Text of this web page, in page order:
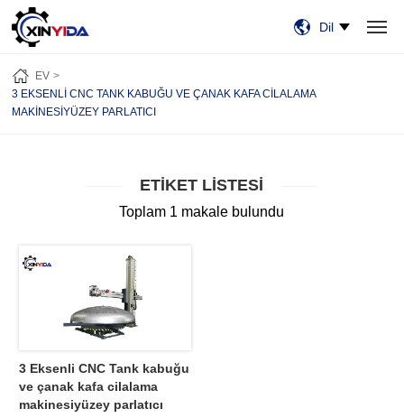
EV
ÜRÜN:% S
VIDEO
VAKALAR
HABERLER
HAKKIMIZDA
BİZE ULAŞIN
Dil
EV
3 EKSENLI CNC TANK KABUĞU VE ÇANAK KAFA CILALAMA
MAKINESIYÜZEY PARLATICI
ETIKET LISTESI
Toplam 1 makale bulundu
3 Eksenli CNC Tank kabuğu
ve çanak kafa cilalama
makinesiyüzey parlatıcı